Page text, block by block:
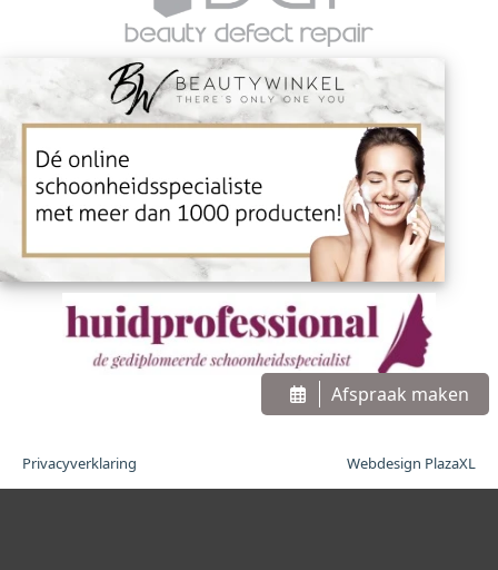
Afspraak maken
Privacyverklaring Webdesign PlazaXL